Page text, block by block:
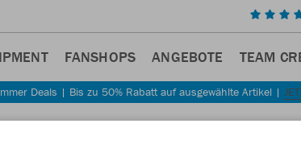
FANSHOPS ANGEBOTE TEAM
Deals | Bis zu 50% Rabatt auf ausgewählte Artikel |